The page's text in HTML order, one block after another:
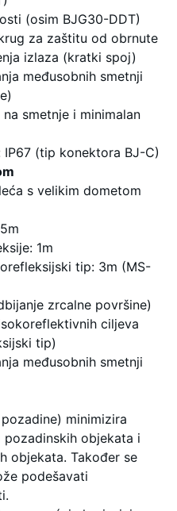
(osim BJG30-DDT)
za zaštitu od obrnute
izlaza (kratki spoj)
međusobnih smetnji
smetnje i minimalan
(tip konektora BJ-C)
s velikim dometom
1m
tip: 3m (MS-
zrcalne površine)
ciljeva
tip)
međusobnih smetnji
minimizira
objekata i
objekata. Također se
podešavati